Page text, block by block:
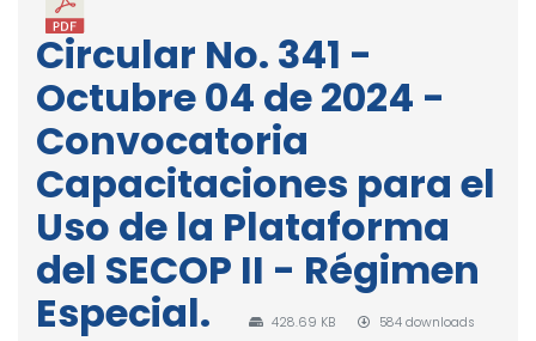
Circular No. 341 -
Octubre 04 de 2024 -
Convocatoria
Capacitaciones para el
Uso de la Plataforma
del SECOP II - Régimen
Especial.
428.69 KB 584 downloads